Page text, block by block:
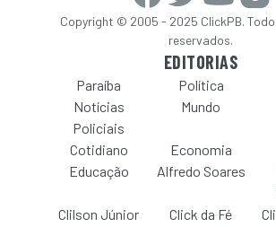
Copyright © 2005 - 2025 ClickPB.
reservados.
EDITORIAS
Paraíba Política
Notícias
Policiais
Mundo
Cotidiano Economia
Educação
Alfredo Soares
Clilson Júnior
Click da Fé